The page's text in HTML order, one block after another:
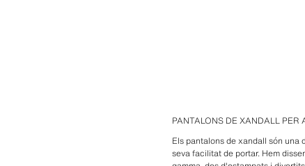
PANTALONS DE XANDALL PER
Els pantalons de xandall són una
seva facilitat de portar. Hem